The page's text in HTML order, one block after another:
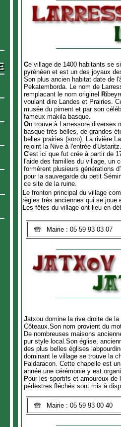
Ce village de 1400 habitants se
pyrénéen et est un des joyaux
Son plus ancien habitat date de
Pekatemborda. Le nom de
remplacant le nom originel R
voulant dire Landes et Prairies.
musée du piment et par son
fameux makila basque.
On trouve à Larressore diverses
basque très belles, de grandes
belles prairies (soro). La rivière
rejoint la Nive à l'entrée d'Ustaritz.
C'est ici que fut crée à partir de
l'aide des familles du village, un
formèrent plusieurs générations
pour la sauvegarde du petit
ce site de la ruine.
Le fronton principal du village
règles très anciennes qui se joue
Les fêtes du village ont lieu en
Mairie : 05 59 93 03 07
Jatxou domine la rive droite de
Côteaux.Son nom provient du
De nombreuses maisons
pur style local.Son église,
des plus belles églises
dominant le village se trouve la
Faldaracon. Cette chapelle est
année une cérémonie y est
Pour les sportifs et amoureux de
pédestres fléchés sont mis à
Mairie : 05 59 93 00 40